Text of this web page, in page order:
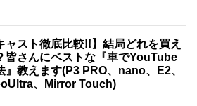
ャスト徹底比較!!】結局どれを買え
皆さんにベストな『車でYouTube
』教えます(P3 PRO、nano、E2、
、Mirror Touch)